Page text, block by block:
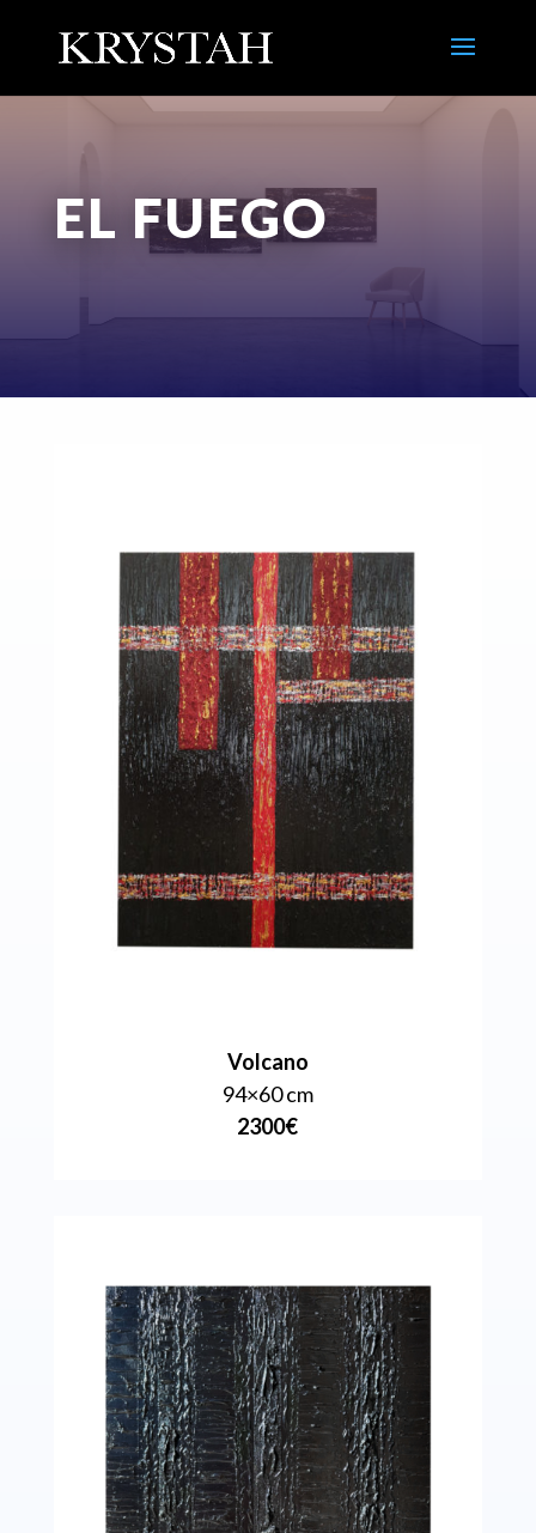
EL FUEGO
Volcano
94×60 cm
2300€